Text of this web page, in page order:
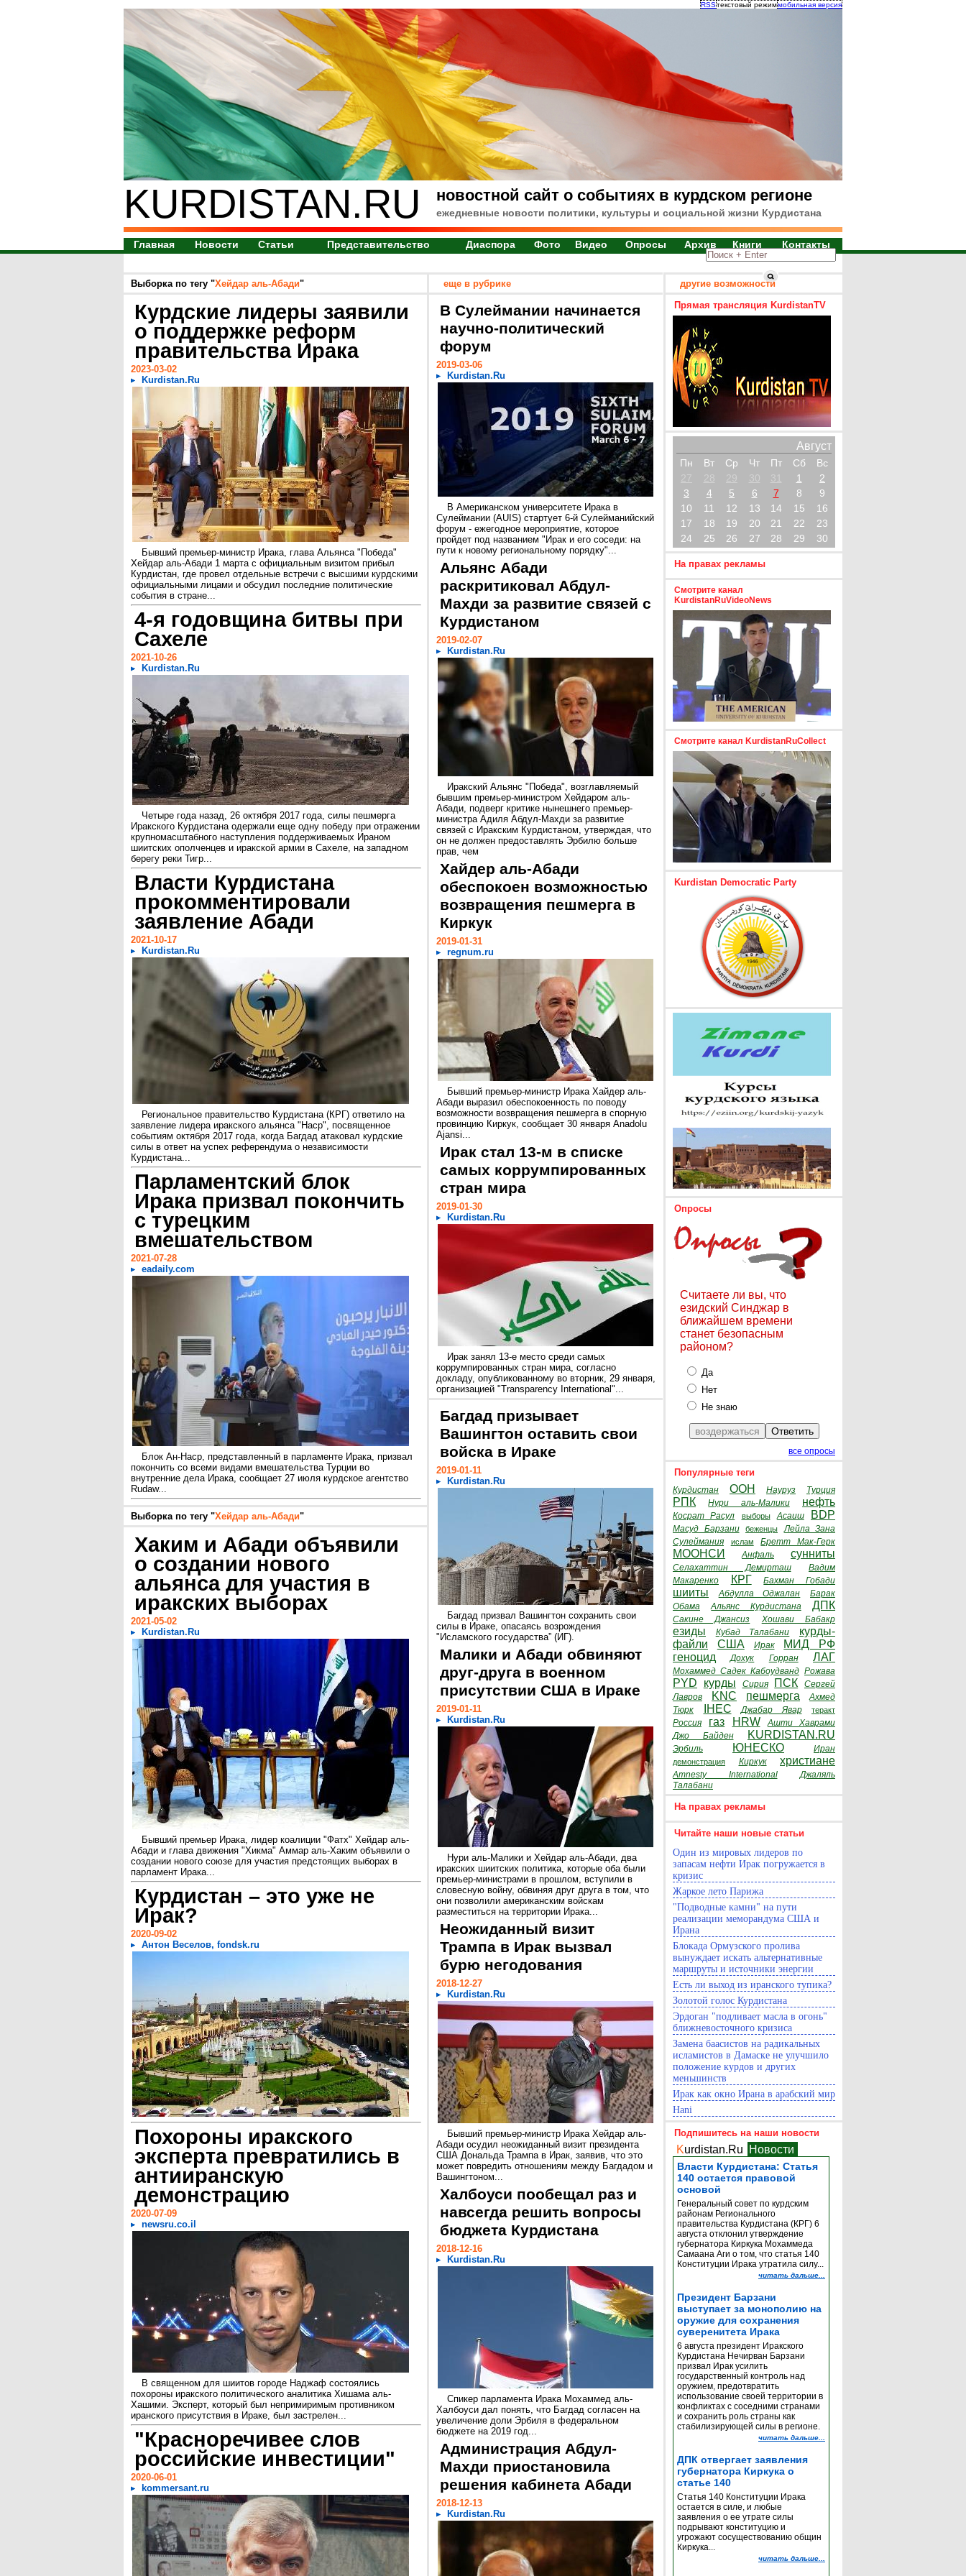
RSSтекстовый режиммобильная версия
KURDISTAN.RU новостной сайт о событиях в курдском регионе
ежедневные новости политики, культуры и социальной жизни Курдистана
Главная Новости Статьи Представительство Диаспора Фото Видео Опросы Архив Книги Контакты
Выборка по тегу "Хейдар аль-Абади"
Курдские лидеры заявили
о поддержке реформ
правительства Ирака
2023-03-02
Kurdistan.Ru
Бывший премьер-министр Ирака, глава Альянса "Победа"
Хейдар аль-Абади 1 марта с официальным визитом прибыл
Курдистан, где провел отдельные встречи с высшими курдскими
официальными лицами и обсудил последние политические
события в стране...
4-я годовщина битвы при
Сахеле
2021-10-26
Kurdistan.Ru
Четыре года назад, 26 октября 2017 года, силы пешмерга
Иракского Курдистана одержали еще одну победу при отражении
крупномасштабного наступления поддерживаемых Ираном
шиитских ополченцев и иракской армии в Сахеле, на западном
берегу реки Тигр...
Власти Курдистана
прокомментировали
заявление Абади
2021-10-17
Kurdistan.Ru
Региональное правительство Курдистана (КРГ) ответило на
заявление лидера иракского альянса "Наср", посвященное
событиям октября 2017 года, когда Багдад атаковал курдские
силы в ответ на успех референдума о независимости
Курдистана...
Парламентский блок
Ирака призвал покончить
с турецким
вмешательством
2021-07-28
eadaily.com
Блок Ан-Наср, представленный в парламенте Ирака, призвал
покончить со всеми видами вмешательства Турции во
внутренние дела Ирака, сообщает 27 июля курдское агентство
Rudaw...
Выборка по тегу "Хейдар аль-Абади"
Хаким и Абади объявили
о создании нового
альянса для участия в
иракских выборах
2021-05-02
Kurdistan.Ru
Бывший премьер Ирака, лидер коалиции "Фатх" Хейдар аль-
Абади и глава движения "Хикма" Аммар аль-Хаким объявили о
создании нового союзе для участия предстоящих выборах в
парламент Ирака...
Курдистан – это уже не
Ирак?
2020-09-02
Антон Веселов, fondsk.ru
Похороны иракского
эксперта превратились в
антииранскую
демонстрацию
2020-07-09
newsru.co.il
В священном для шиитов городе Наджаф состоялись
похороны иракского политического аналитика Хишама аль-
Хашими. Эксперт, который был непримиримым противником
иранского присутствия в Ираке, был застрелен...
"Красноречивее слов
российские инвестиции"
2020-06-01
kommersant.ru
еще в рубрике
В Сулеймании начинается
научно-политический
форум
2019-03-06
Kurdistan.Ru
В Американском университете Ирака в
Сулеймании (AUIS) стартует 6-й Сулейманийский
форум - ежегодное мероприятие, которое
пройдет под названием "Ирак и его соседи: на
пути к новому региональному порядку"...
Альянс Абади
раскритиковал Абдул-
Махди за развитие связей с
Курдистаном
2019-02-07
Kurdistan.Ru
Иракский Альянс "Победа", возглавляемый
бывшим премьер-министром Хейдаром аль-
Абади, подверг критике нынешнего премьер-
министра Адиля Абдул-Махди за развитие
связей с Иракским Курдистаном, утверждая, что
он не должен предоставлять Эрбилю больше
прав, чем
Хайдер аль-Абади
обеспокоен возможностью
возвращения пешмерга в
Киркук
2019-01-31
regnum.ru
Бывший премьер-министр Ирака Хайдер аль-
Абади выразил обеспокоенность по поводу
возможности возвращения пешмерга в спорную
провинцию Киркук, сообщает 30 января Anadolu
Ajansi...
Ирак стал 13-м в списке
самых коррумпированных
стран мира
2019-01-30
Kurdistan.Ru
Ирак занял 13-е место среди самых
коррумпированных стран мира, согласно
докладу, опубликованному во вторник, 29 января,
организацией "Transparency International"...
Багдад призывает
Вашингтон оставить свои
войска в Ираке
2019-01-11
Kurdistan.Ru
Багдад призвал Вашингтон сохранить свои
силы в Ираке, опасаясь возрождения
"Исламского государства” (ИГ).
Малики и Абади обвиняют
друг-друга в военном
присутствии США в Ираке
2019-01-11
Kurdistan.Ru
Нури аль-Малики и Хейдар аль-Абади, два
иракских шиитских политика, которые оба были
премьер-министрами в прошлом, вступили в
словесную войну, обвиняя друг друга в том, что
они позволили американским войскам
разместиться на территории Ирака...
Неожиданный визит
Трампа в Ирак вызвал
бурю негодования
2018-12-27
Kurdistan.Ru
Бывший премьер-министр Ирака Хейдар аль-
Абади осудил неожиданный визит президента
США Дональда Трампа в Ирак, заявив, что это
может повредить отношениям между Багдадом и
Вашингтоном...
Халбоуси пообещал раз и
навсегда решить вопросы
бюджета Курдистана
2018-12-16
Kurdistan.Ru
Спикер парламента Ирака Мохаммед аль-
Халбоуси дал понять, что Багдад согласен на
увеличение доли Эрбиля в федеральном
бюджете на 2019 год...
Администрация Абдул-
Махди приостановила
решения кабинета Абади
2018-12-13
Kurdistan.Ru
другие возможности
Прямая трансляция KurdistanTV
Август
Пн Вт Ср Чт Пт Сб
Вс
27
28 29 30 31 1
2
3
4 5 6 7 8
9
10
11 12 13 14 15
16
17
18 19 20 21 22
23
24
25 26 27 28 29 30
На правах рекламы
Смотрите канал
KurdistanRuVideoNews
Смотрите канал KurdistanRuCollect
Kurdistan Democratic Party
Опросы
Считаете ли вы, что
езидский Синджар в
ближайшем времени
станет безопасным
районом?
Да
Нет
Не знаю
все опросы
Популярные теги
Курдистан ООН Науруз Турция
РПК Нури аль-Малики нефть
Косрат Расул выборы Асаиш BDP
Масуд Барзани беженцы
Лейла Зана
Сулеймания
ислам Бретт Мак-Герк
МООНСИ Анфаль сунниты
Селахаттин Демирташ
Вадим
Макаренко
КРГ Бахман Гобади
шииты Абдулла Оджалан
Барак
Обама
Альянс Курдистана ДПК
Сакине Джансиз Хошави Бабакр
езиды Кубад Талабани
курды-
файли
США Ирак
МИД РФ
геноцид
Дохук Горран ЛАГ
Мохаммед Садек Кабоудванд Рожава
PYD курды Сирия ПСК
Сергей
Лавров
KNC пешмерга
Ахмед
Тюрк
IHEC Джабар Явар теракт
Россия газ HRW
Ашти Хаврами
Джо Байден
KURDISTAN.RU
Эрбиль ЮНЕСКО Иран
демонстрация Киркук христиане
Amnesty International
Джаляль
Талабани
На правах рекламы
Читайте наши новые статьи
Один из мировых лидеров по
запасам нефти Ирак погружается в
кризис
Жаркое лето Парижа
"Подводные камни" на пути
реализации меморандума США и
Ирана
Блокада Ормузского пролива
вынуждает искать альтернативные
маршруты и источники энергии
Есть ли выход из иранского тупика?
Золотой голос Курдистана
Эрдоган "подливает масла в огонь"
ближневосточного кризиса
Замена баасистов на радикальных
исламистов в Дамаске не улучшило
положение курдов и других
меньшинств
Ирак как окно Ирана в арабский мир
Hani
Подпишитесь на наши новости
Kurdistan.Ru Новости
Власти Курдистана: Статья
140 остается правовой
основой
Генеральный совет по курдским
районам Регионального
правительства Курдистана (КРГ) 6
августа отклонил утверждение
губернатора Киркука Мохаммеда
Самаана Аги о том, что статья 140
Конституции Ирака утратила силу...
читать дальше...
Президент Барзани
выступает за монополию на
оружие для сохранения
суверенитета Ирака
6 августа президент Иракского
Курдистана Нечирван Барзани
призвал Ирак усилить
государственный контроль над
оружием, предотвратить
использование своей территории в
конфликтах с соседними странами
и сохранить роль страны как
стабилизирующей силы в регионе.
читать дальше...
ДПК отвергает заявления
губернатора Киркука о
статье 140
Статья 140 Конституции Ирака
остается в силе, и любые
заявления о ее утрате силы
подрывают конституцию и
угрожают сосуществованию общин
Киркука...
читать дальше...